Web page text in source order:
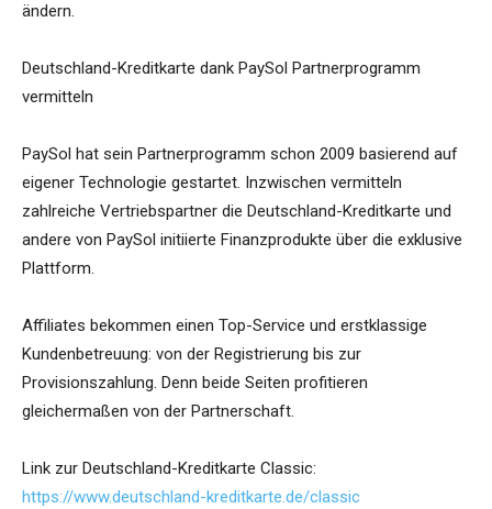
ändern.
Deutschland-Kreditkarte dank PaySol Partnerprogramm
vermitteln
PaySol hat sein Partnerprogramm schon 2009 basierend auf
eigener Technologie gestartet. Inzwischen vermitteln
zahlreiche Vertriebspartner die Deutschland-Kreditkarte und
andere von PaySol initiierte Finanzprodukte über die exklusive
Plattform.
Affiliates bekommen einen Top-Service und erstklassige
Kundenbetreuung: von der Registrierung bis zur
Provisionszahlung. Denn beide Seiten profitieren
gleichermaßen von der Partnerschaft.
Link zur Deutschland-Kreditkarte Classic:
https://www.deutschland-kreditkarte.de/classic